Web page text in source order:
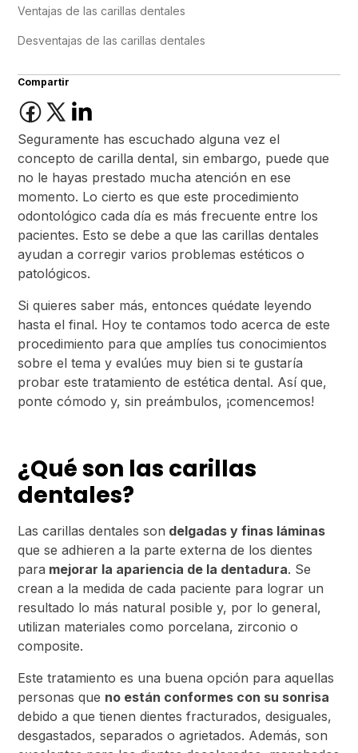
Ventajas de las carillas dentales
Desventajas de las carillas dentales
Compartir
Seguramente has escuchado alguna vez el
concepto de carilla dental, sin embargo, puede que
no le hayas prestado mucha atención en ese
momento. Lo cierto es que este procedimiento
odontológico cada día es más frecuente entre los
pacientes. Esto se debe a que las carillas dentales
ayudan a corregir varios problemas estéticos o
patológicos.
Si quieres saber más, entonces quédate leyendo
hasta el final. Hoy te contamos todo acerca de este
procedimiento para que amplíes tus conocimientos
sobre el tema y evalúes muy bien si te gustaría
probar este tratamiento de estética dental. Así que,
ponte cómodo y, sin preámbulos, ¡comencemos!
¿Qué son las carillas
dentales?
Las carillas dentales son delgadas y finas láminas
que se adhieren a la parte externa de los dientes
para mejorar la apariencia de la dentadura. Se
crean a la medida de cada paciente para lograr un
resultado lo más natural posible y, por lo general,
utilizan materiales como porcelana, zirconio o
composite.
Este tratamiento es una buena opción para aquellas
personas que no están conformes con su sonrisa
debido a que tienen dientes fracturados, desiguales,
desgastados, separados o agrietados. Además, son